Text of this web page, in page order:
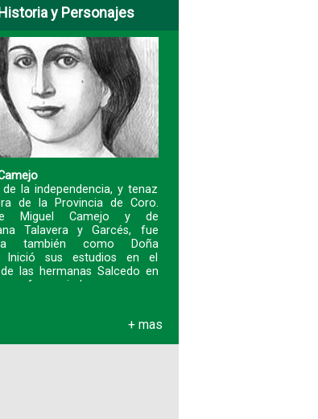
y Personajes
de la independencia, y tenaz
de la Provincia de Coro.
Miguel Camejo y de
Talavera y Garcés, fue
también como Doña
Inició sus estudios en el
las hermanas Salcedo en
fue enviad
+ mas